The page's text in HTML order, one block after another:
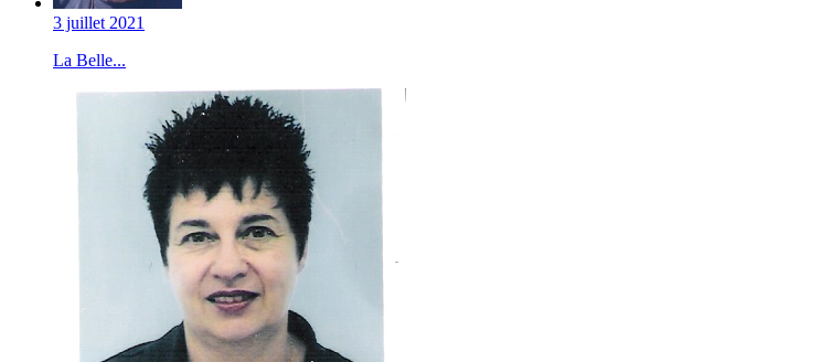
3 juillet 2021
La Belle...